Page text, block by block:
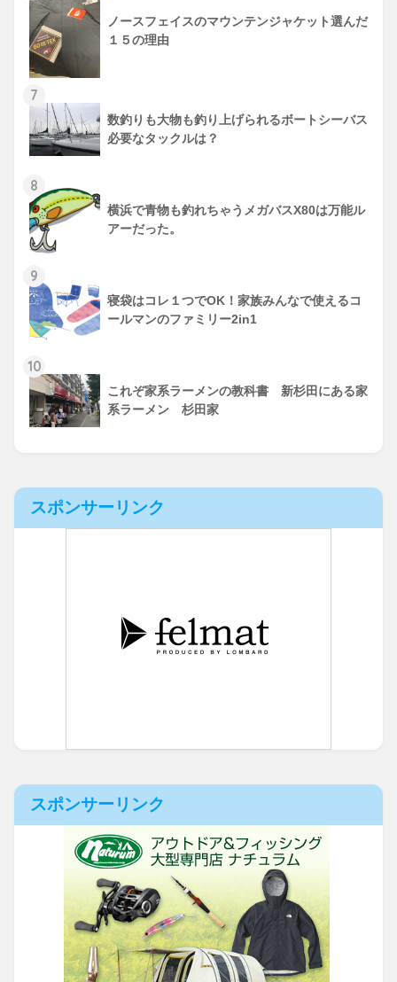
ノースフェイスのマウンテンジャケット選んだ
１５の理由
7
数釣りも大物も釣り上げられるボートシーバス
必要なタックルは？
8
横浜で青物も釣れちゃうメガバスX80は万能ル
アーだった。
9
寝袋はコレ１つでOK！家族みんなで使えるコ
ールマンのファミリー2in1
10
これぞ家系ラーメンの教科書 新杉田にある家
系ラーメン 杉田家
スポンサーリンク
スポンサーリンク